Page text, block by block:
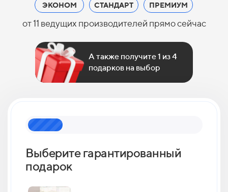
ЭКОНОМ СТАНДАРТ ПРЕМИУМ
от 11 ведущих производителей прямо сейчас
А также получите 1 из 4
подарков на выбор
Выберите гарантированный
подарок